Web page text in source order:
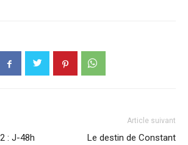
: J-48h
Article suivant
Le destin de Constant